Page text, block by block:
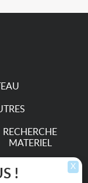
RECHERCHE
MATERIEL
X
!